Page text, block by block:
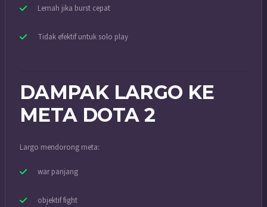
Lemah jika burst cepat
Tidak efektif untuk solo play
DAMPAK LARGO KE
META DOTA 2
Largo mendorong meta:
war panjang
objektif fight